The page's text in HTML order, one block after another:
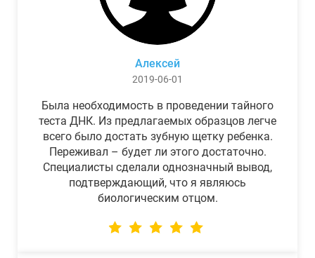
Алексей
2019-06-01
Была необходимость в проведении тайного
теста ДНК. Из предлагаемых образцов легче
всего было достать зубную щетку ребенка.
Переживал – будет ли этого достаточно.
Специалисты сделали однозначный вывод,
подтверждающий, что я являюсь
биологическим отцом.